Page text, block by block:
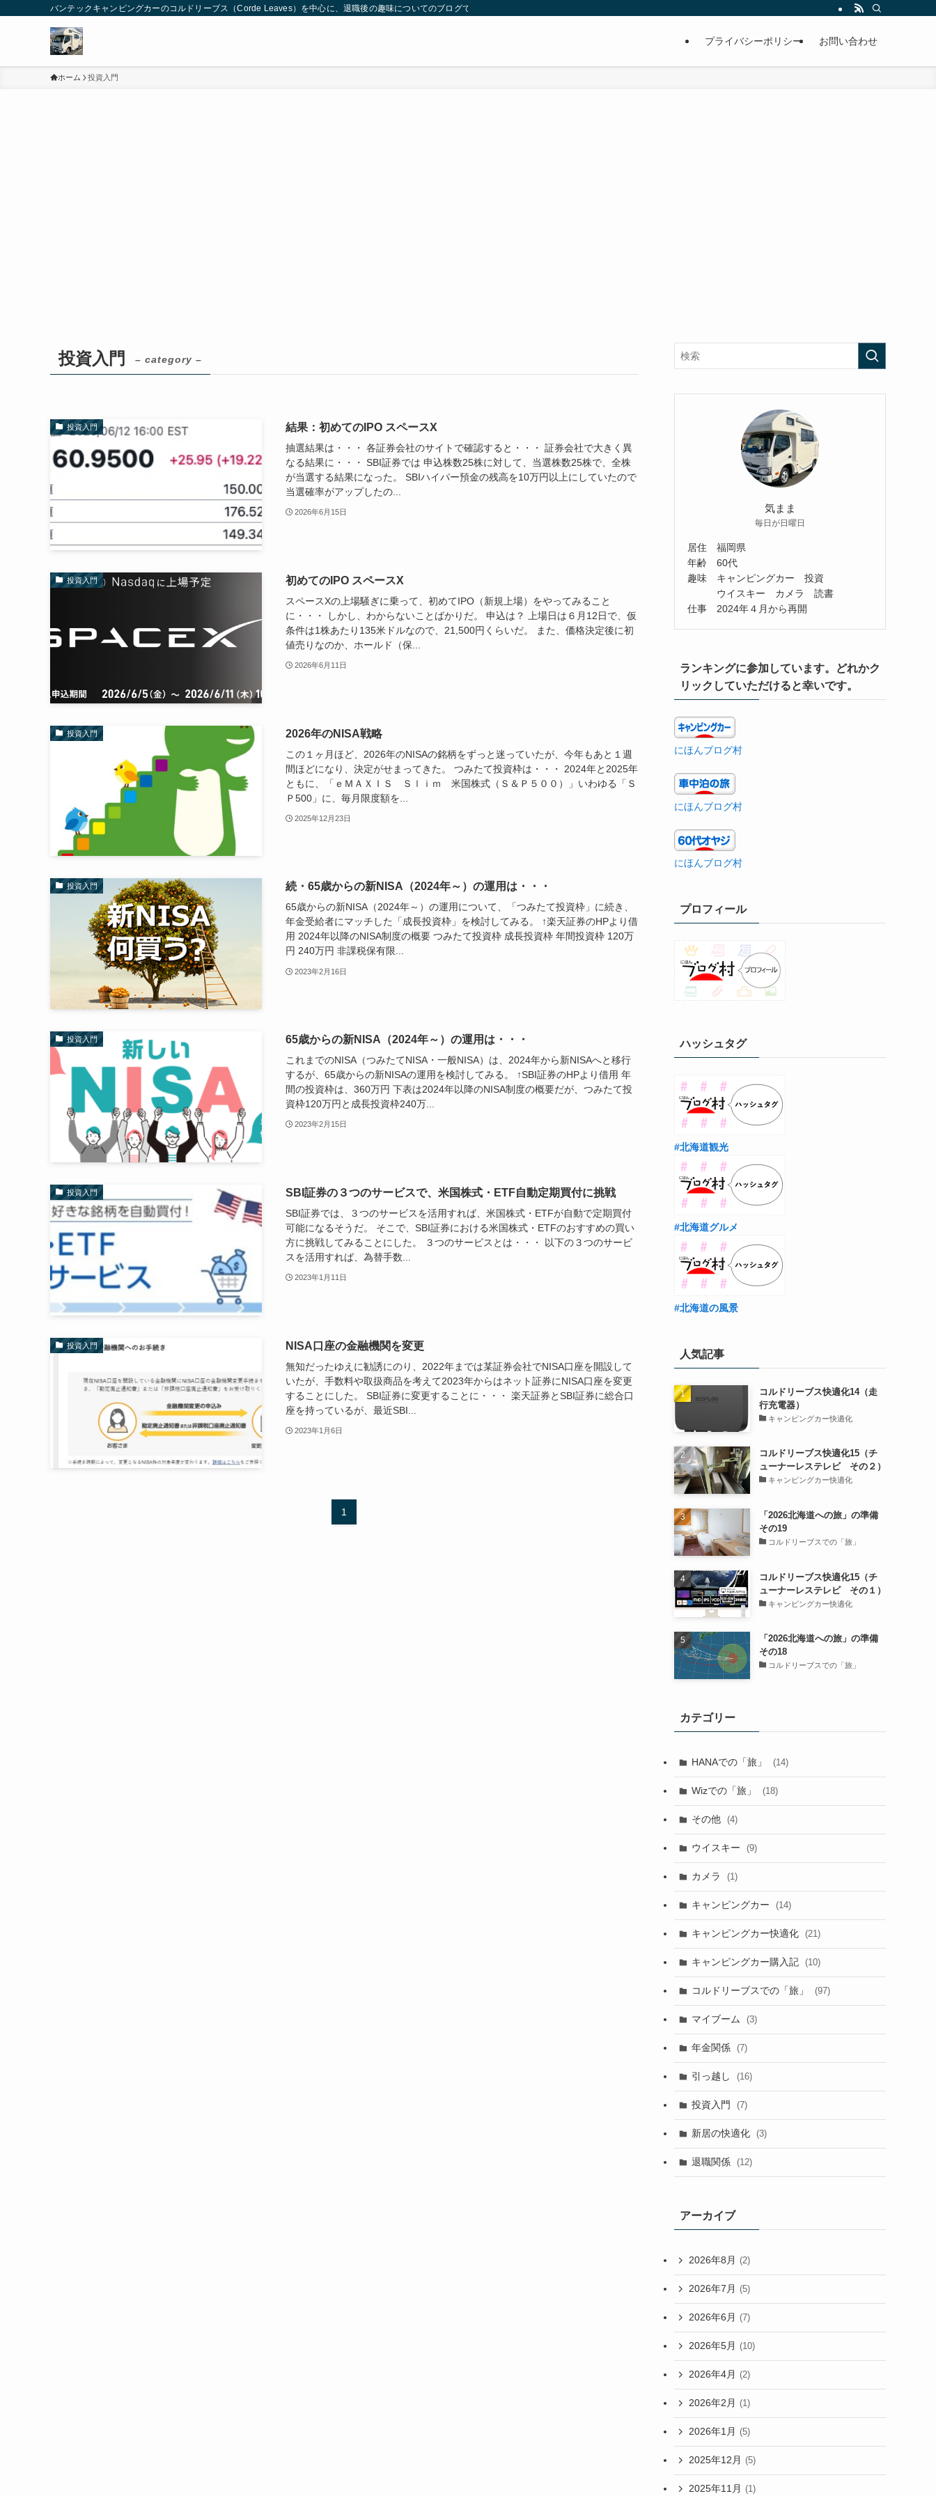
バンテックキャンピングカーのコルドリーブス（Corde Leaves）を中心に、退職後の趣味についてのブログです。 | 気ままに余生のブーム探し
プライバシーポリシー お問い合わせ
ホーム 投資入門
投資入門 – category –
投資入門 結果：初めてのIPO スペースX
抽選結果は・・・ 各証券会社のサイトで確認すると・・・ 証券会社で大きく異
なる結果に・・・ SBI証券では 申込株数25株に対して、当選株数25株で、全株
が当選する結果になった。 SBIハイパー預金の残高を10万円以上にしていたので
当選確率がアップしたの...
2026年6月15日
投資入門 初めてのIPO スペースX
スペースXの上場騒ぎに乗って、初めてIPO（新規上場）をやってみること
に・・・ しかし、わからないことばかりだ。 申込は？ 上場日は６月12日で、仮
条件は1株あたり135米ドルなので、21,500円くらいだ。 また、価格決定後に初
値売りなのか、ホールド（保...
2026年6月11日
投資入門 2026年のNISA戦略
この１ヶ月ほど、2026年のNISAの銘柄をずっと迷っていたが、今年もあと１週
間ほどになり、決定がせまってきた。 つみたて投資枠は・・・ 2024年と2025年
ともに、「ｅＭＡＸＩＳ Ｓｌｉｍ 米国株式（Ｓ＆Ｐ５００）」いわゆる「Ｓ
Ｐ500」に、毎月限度額を...
2025年12月23日
投資入門 続・65歳からの新NISA（2024年～）の運用は・・・
65歳からの新NISA（2024年～）の運用について、「つみたて投資枠」に続き、
年金受給者にマッチした「成長投資枠」を検討してみる。 ↑楽天証券のHPより借
用 2024年以降のNISA制度の概要 つみたて投資枠 成長投資枠 年間投資枠 120万
円 240万円 非課税保有限...
2023年2月16日
投資入門 65歳からの新NISA（2024年～）の運用は・・・
これまでのNISA（つみたてNISA・一般NISA）は、2024年から新NISAへと移行
するが、65歳からの新NISAの運用を検討してみる。 ↑SBI証券のHPより借用 年
間の投資枠は、360万円 下表は2024年以降のNISA制度の概要だが、つみたて投
資枠120万円と成長投資枠240万...
2023年2月15日
投資入門 SBI証券の３つのサービスで、米国株式・ETF自動定期買付に挑戦
SBI証券では、３つのサービスを活用すれば、米国株式・ETFが自動で定期買付
可能になるそうだ。 そこで、SBI証券における米国株式・ETFのおすすめの買い
方に挑戦してみることにした。 ３つのサービスとは・・・ 以下の３つのサービ
スを活用すれば、為替手数...
2023年1月11日
投資入門 NISA口座の金融機関を変更
無知だったゆえに勧誘にのり、2022年までは某証券会社でNISA口座を開設して
いたが、手数料や取扱商品を考えて2023年からはネット証券にNISA口座を変更
することにした。 SBI証券に変更することに・・・ 楽天証券とSBI証券に総合口
座を持っているが、最近SBI...
2023年1月6日
1
気まま
毎日が日曜日
居住 福岡県
年齢 60代
趣味 キャンピングカー 投資
ウイスキー カメラ 読書
仕事 2024年４月から再開
ランキングに参加しています。どれかク
リックしていただけると幸いです。
にほんブログ村
にほんブログ村
にほんブログ村
プロフィール
ハッシュタグ
#北海道観光
#北海道グルメ
#北海道の風景
人気記事
コルドリーブス快適化14（走
行充電器）
キャンピングカー快適化
コルドリーブス快適化15（チ
ューナーレステレビ その２）
キャンピングカー快適化
「2026北海道への旅」の準備
その19
コルドリーブスでの「旅」
コルドリーブス快適化15（チ
ューナーレステレビ その１）
キャンピングカー快適化
「2026北海道への旅」の準備
その18
コルドリーブスでの「旅」
カテゴリー
HANAでの「旅」 (14)
Wizでの「旅」 (18)
その他 (4)
ウイスキー (9)
カメラ (1)
キャンピングカー (14)
キャンピングカー快適化 (21)
キャンピングカー購入記 (10)
コルドリーブスでの「旅」 (97)
マイブーム (3)
年金関係 (7)
引っ越し (16)
投資入門 (7)
新居の快適化 (3)
退職関係 (12)
アーカイブ
2026年8月 (2)
2026年7月 (5)
2026年6月 (7)
2026年5月 (10)
2026年4月 (2)
2026年2月 (1)
2026年1月 (5)
2025年12月 (5)
2025年11月 (1)